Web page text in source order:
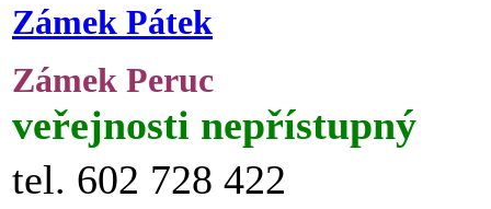
Zámek Pátek
Zámek Peruc
veřejnosti nepřístupný
tel. 602 728 422